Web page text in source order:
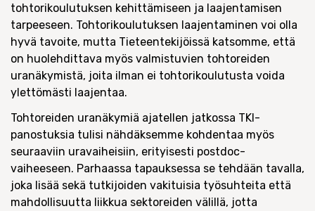
tohtorikoulutuksen kehittämiseen ja laajentamisen
tarpeeseen. Tohtorikoulutuksen laajentaminen voi olla
hyvä tavoite, mutta Tieteentekijöissä katsomme, että
on huolehdittava myös valmistuvien tohtoreiden
uranäkymistä, joita ilman ei tohtorikoulutusta voida
ylettömästi laajentaa.
Tohtoreiden uranäkymiä ajatellen jatkossa TKI-
panostuksia tulisi nähdäksemme kohdentaa myös
seuraaviin uravaiheisiin, erityisesti postdoc-
vaiheeseen. Parhaassa tapauksessa se tehdään tavalla,
joka lisää sekä tutkijoiden vakituisia työsuhteita että
mahdollisuutta liikkua sektoreiden välillä, jotta